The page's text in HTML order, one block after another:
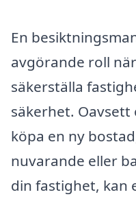
En
avgörande roll
säkerställa
säkerhet.
köpa en ny
nuvarande eller
din fastighet, kan